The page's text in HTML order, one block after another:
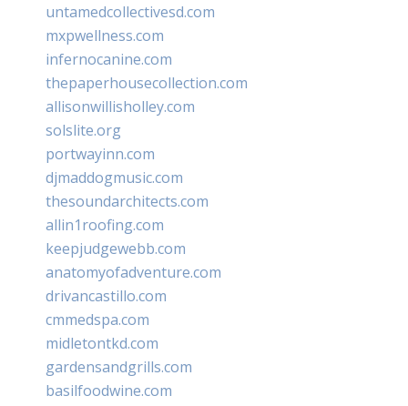
untamedcollectivesd.com
mxpwellness.com
infernocanine.com
thepaperhousecollection.com
allisonwillisholley.com
solslite.org
portwayinn.com
djmaddogmusic.com
thesoundarchitects.com
allin1roofing.com
keepjudgewebb.com
anatomyofadventure.com
drivancastillo.com
cmmedspa.com
midletontkd.com
gardensandgrills.com
basilfoodwine.com